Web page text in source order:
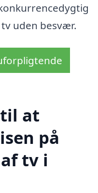
uden besvær.
at
på
tv i